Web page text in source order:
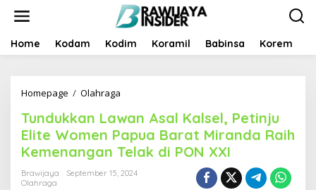
t
Home Kodam Kodim Koramil Babinsa Korem
Homepage / Olahraga
n
d
u
k
k
Tundukkan Lawan Asal Kalsel, Petinju
Elite Women Papua Barat Miranda Raih
Kemenangan Telak di PON XXI
Brawijaya
September 15, 2024
Olahraga